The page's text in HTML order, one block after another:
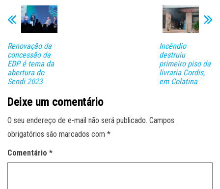
Renovação da
concessão da
EDP é tema da
abertura do
Sendi 2023
Incêndio
destruiu
primeiro piso da
livraria Cordis,
em Colatina
Deixe um comentário
O seu endereço de e-mail não será publicado. Campos
obrigatórios são marcados com *
Comentário *